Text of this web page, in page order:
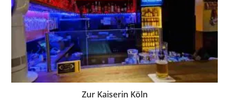
Zur Kaiserin Köln